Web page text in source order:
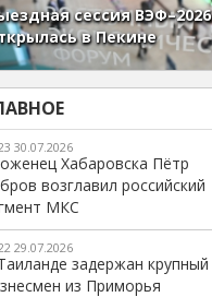
сессия ВЭФ–2026
в Пекине
30.07.2026
Хабаровска Пётр
возглавил российский
МКС
29.07.2026
задержан крупный
из Приморья